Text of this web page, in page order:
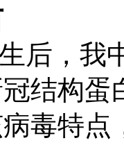
后，我
结构蛋
毒特点